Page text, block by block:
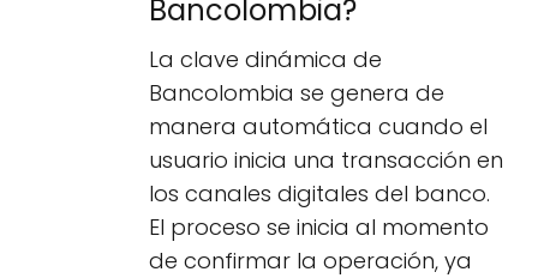
Bancolombia?
La clave dinámica de
Bancolombia se genera de
manera automática cuando el
usuario inicia una transacción en
los canales digitales del banco.
El proceso se inicia al momento
de confirmar la operación, ya